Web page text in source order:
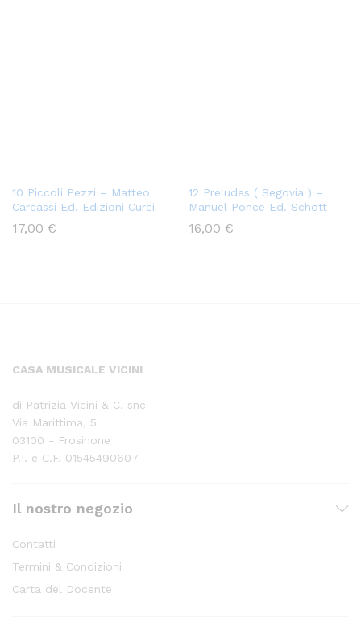
10 Piccoli Pezzi – Matteo
Carcassi Ed. Edizioni Curci
17,00 €
12 Preludes ( Segovia ) –
Manuel Ponce Ed. Schott
16,00 €
CASA MUSICALE VICINI
di Patrizia Vicini & C. snc
Via Marittima, 5
03100 - Frosinone
P.I. e C.F. 01545490607
Il nostro negozio
Contatti
Termini & Condizioni
Carta del Docente